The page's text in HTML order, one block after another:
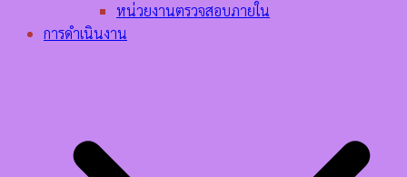
หน่วยงานตรวจสอบภายใน
การดำเนินงาน